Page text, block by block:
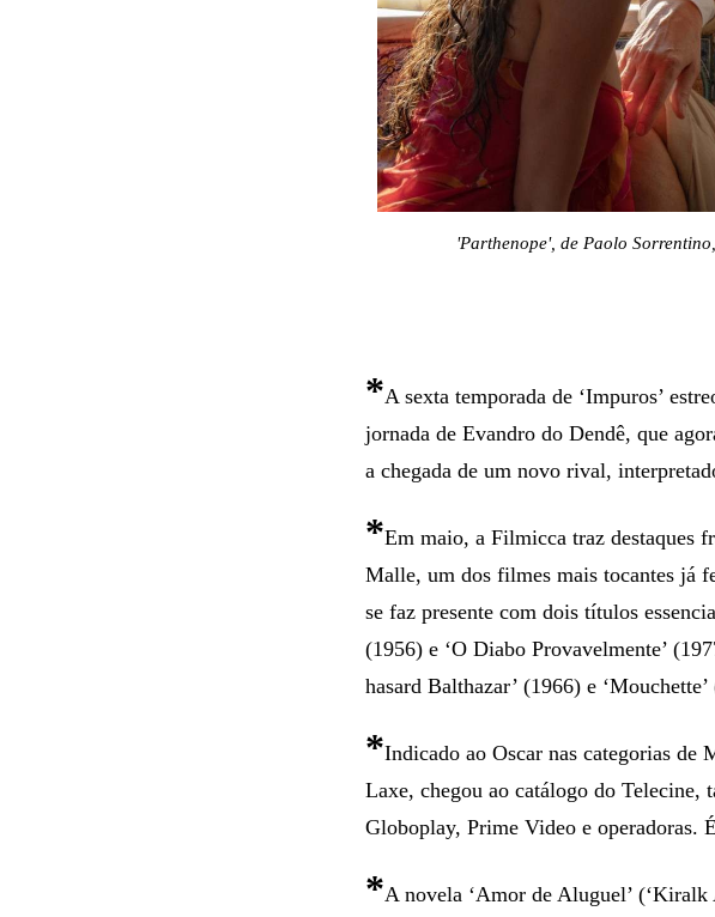
'Parthenope', de Paolo
*A sexta temporada de ‘Impuros’
jornada de Evandro do Dendê, que
a chegada de um novo rival,
*Em maio, a Filmicca traz destaques
Malle, um dos filmes mais tocantes já
se faz presente com dois títulos
(1956) e ‘O Diabo Provavelmente’
hasard Balthazar’ (1966) e
*Indicado ao Oscar nas categorias
Laxe, chegou ao catálogo do Telecine,
Globoplay, Prime Video e operadoras.
*A novela ‘Amor de Aluguel’